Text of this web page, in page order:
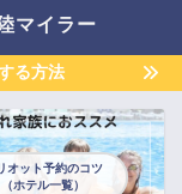
マイラー
る方法
オット予約のコツ
（ホテル一覧）